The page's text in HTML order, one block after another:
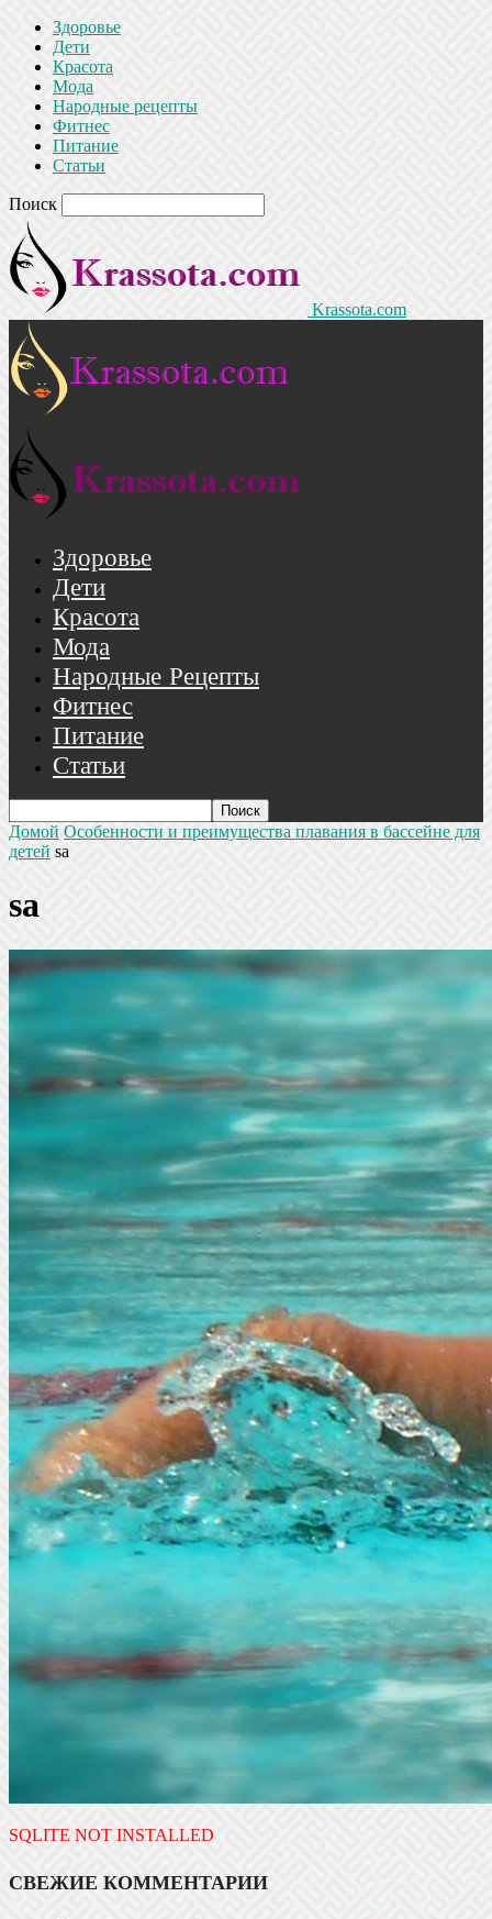
Здоровье
Дети
Красота
Мода
Народные рецепты
Фитнес
Питание
Статьи
Поиск
Krassota.com
Здоровье
Дети
Красота
Мода
Народные Рецепты
Фитнес
Питание
Статьи
Домой Особенности и преимущества плавания в бассейне для
детей sa
sa
SQLITE NOT INSTALLED
СВЕЖИЕ КОММЕНТАРИИ